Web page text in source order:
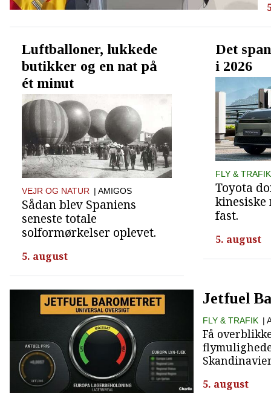
Luftballoner, lukkede
butikker og en nat på
ét minut
VEJR OG NATUR | AMIGOS
Sådan blev Spaniens
seneste totale
solformørkelser oplevet.
5. august
Det
i 2026
FLY & TRAFIK
Toyota
fast.
5. august
Jetfuel
FLY & TRAFIK |
Få
5. august